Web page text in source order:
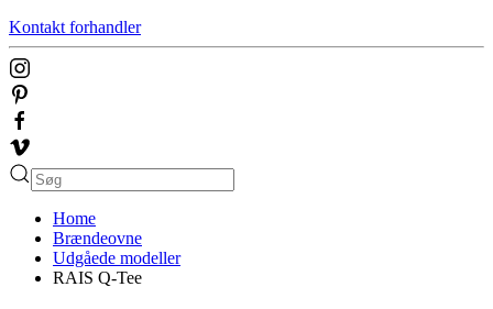
Kontakt forhandler
Home
Brændeovne
Udgåede modeller
RAIS Q-Tee